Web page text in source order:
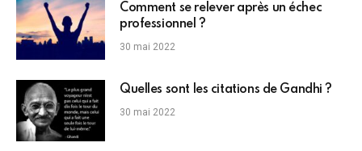
Comment se relever après un échec
professionnel ?
30 mai 2022
Quelles sont les citations de Gandhi ?
30 mai 2022